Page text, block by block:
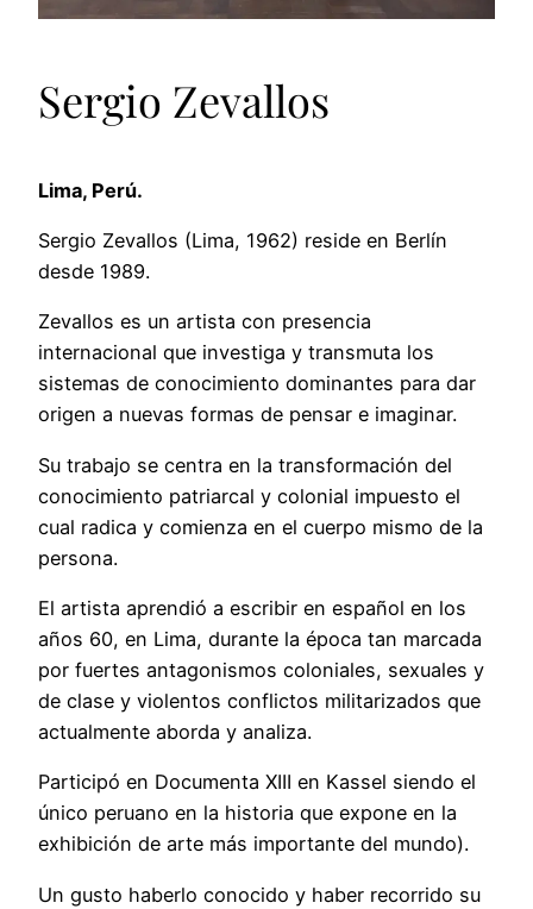
Sergio Zevallos
Lima, Perú.
Sergio Zevallos (Lima, 1962) reside en Berlín
desde 1989.
Zevallos es un artista con presencia
internacional que investiga y transmuta los
sistemas de conocimiento dominantes para dar
origen a nuevas formas de pensar e imaginar.
Su trabajo se centra en la transformación del
conocimiento patriarcal y colonial impuesto el
cual radica y comienza en el cuerpo mismo de la
persona.
El artista aprendió a escribir en español en los
años 60, en Lima, durante la época tan marcada
por fuertes antagonismos coloniales, sexuales y
de clase y violentos conflictos militarizados que
actualmente aborda y analiza.
Participó en Documenta XIII en Kassel siendo el
único peruano en la historia que expone en la
exhibición de arte más importante del mundo).
Un gusto haberlo conocido y haber recorrido su